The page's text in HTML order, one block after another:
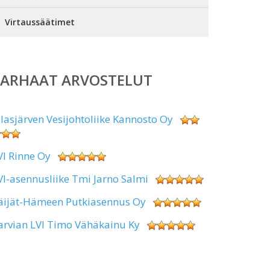
Virtaussäätimet
ARVOSTELUT
Vesijohtoliike Kannosto Oy
Rinne Oy
asennusliike Tmi Jarno Salmi
Hämeen Putkiasennus Oy
LVI Timo Vähäkainu Ky